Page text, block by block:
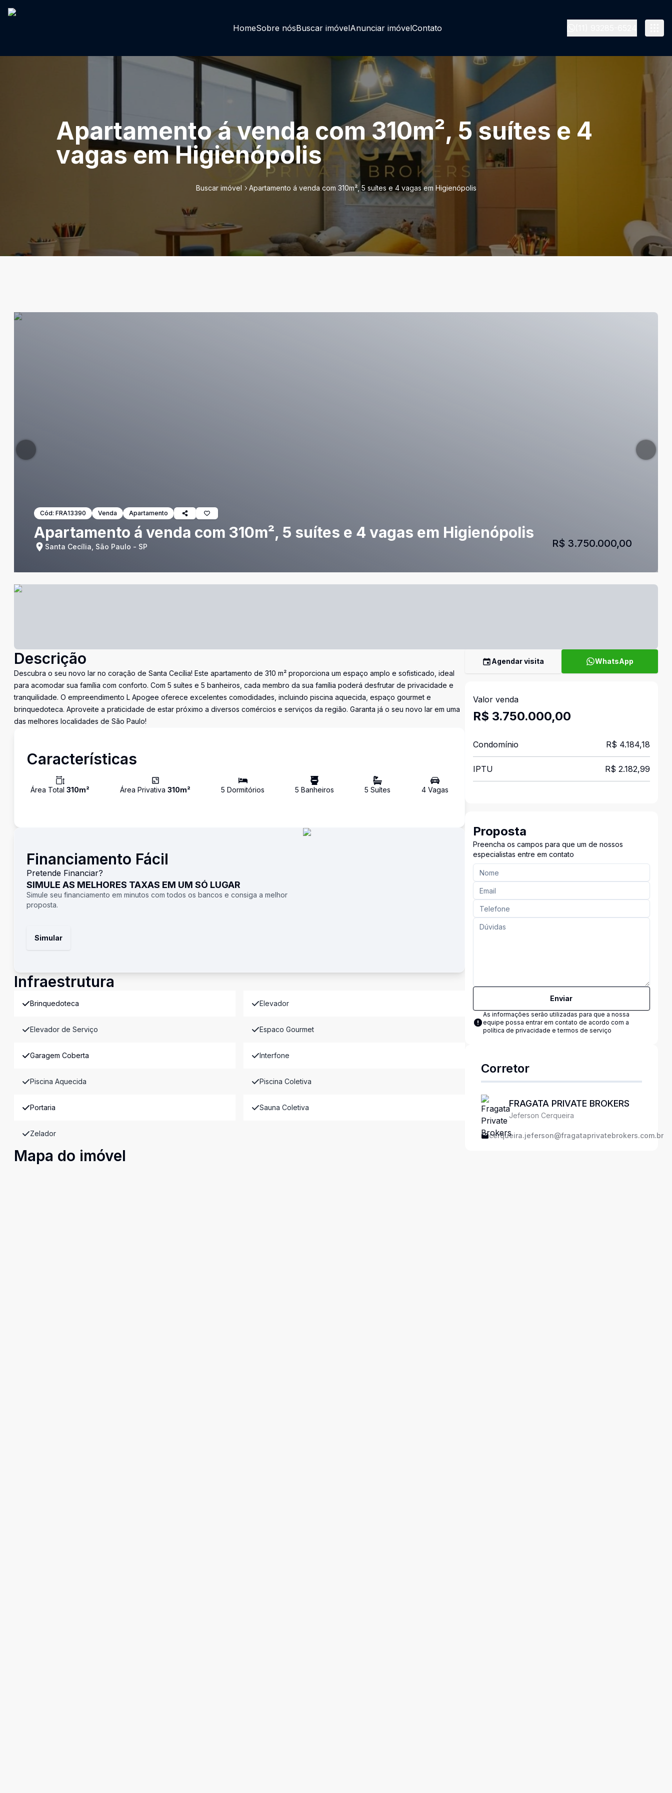
HomeSobre nósBuscar imóvelAnunciar imóvelContato
Apartamento á venda com 310m², 5 suítes e 4
vagas em Higienópolis
Buscar imóvel Apartamento á venda com 310m², 5 suítes e 4 vagas em Higienópolis
Cód: FRA13390 Venda Apartamento
Apartamento á venda com 310m², 5 suítes e 4 vagas em Higienópolis
Santa Cecília, São Paulo - SP R$ 3.750.000,00
Descrição
Descubra o seu novo lar no coração de Santa Cecília! Este apartamento de 310 m² proporciona um espaço amplo e sofisticado, ideal
para acomodar sua família com conforto. Com 5 suítes e 5 banheiros, cada membro da sua família poderá desfrutar de privacidade e
tranquilidade. O empreendimento L Apogee oferece excelentes comodidades, incluindo piscina aquecida, espaço gourmet e
brinquedoteca. Aproveite a praticidade de estar próximo a diversos comércios e serviços da região. Garanta já o seu novo lar em uma
das melhores localidades de São Paulo!
Características
Área Total 310m² Área Privativa310m² 5 Dormitórios 5 Banheiros 5 Suítes 4Vagas
Financiamento Fácil
Pretende Financiar?
SIMULE AS MELHORES TAXAS EM UM SÓ LUGAR
Simule seu financiamento em minutos com todos os bancos e consiga a melhor
proposta.
Simular
Infraestrutura
Brinquedoteca Elevador
Elevador de Serviço Espaco Gourmet
Garagem Coberta Interfone
Piscina Aquecida Piscina Coletiva
Portaria Sauna Coletiva
Zelador
Mapa do imóvel
Agendar visita WhatsApp
Valor venda
R$ 3.750.000,00
Condomínio R$ 4.184,18
IPTU R$ 2.182,99
Proposta
Preencha os campos para que um de nossos
especialistas entre em contato
Enviar
As informações serão utilizadas para que a nossa
equipe possa entrar em contato de acordo com a
política de privacidade e termos de serviço
Corretor
FRAGATA PRIVATE BROKERS
Jeferson Cerqueira
cerqueira.jeferson@fragataprivatebrokers.com.br